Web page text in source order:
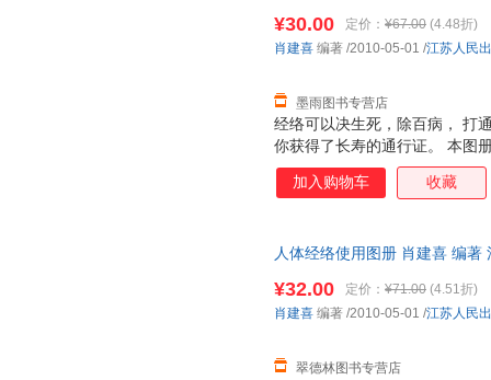
清晰，尤其方便中老年读者的
经络可以决生死，除百病， 打
你获得了长寿的通行证。 本图
打通经络的最快途经。 ◎ 专家
编著，易玮博士审定； ◎ 内容
穴、功能疗效一目了然，查找
清晰，尤其方便中老年读者的
¥30.00 定价： ¥67.00 (4.48折)
墨雨图书专营店
肖建喜 编著 /2010-05-01 /江苏人民
加入购物车 收藏
人体经络使用图册 肖建喜 编著
¥32.00 定价： ¥71.00 (4.51折)
翠德林图书专营店
肖建喜 编著 /2010-05-01 /江苏人民